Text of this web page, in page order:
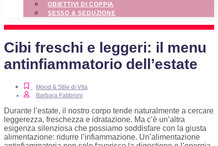
OBIETTIVI DI COPPIA
SESSO & SEDUZIONE
Cibi freschi e leggeri: il menu
antinfiammatorio dell’estate
Mood & Stile di Vita
Barbara Fabbroni
Durante l’estate, il nostro corpo tende naturalmente a cercare
leggerezza, freschezza e idratazione. Ma c’è un’altra
esigenza silenziosa che possiamo soddisfare con la giusta
alimentazione: ridurre l’infiammazione. Un’alimentazione